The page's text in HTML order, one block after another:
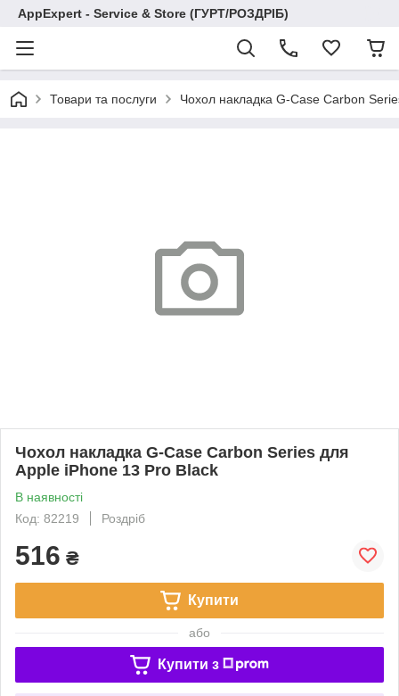
AppExpert - Service & Store (ГУРТ/РОЗДРІБ)
Товари та послуги Чохол накладка G-Case Carbon
Чохол накладка G-Case Carbon Series для
Apple iPhone 13 Pro Black
В наявності
Код: 82219
Роздріб
516 ₴
Купити
або
Купити з